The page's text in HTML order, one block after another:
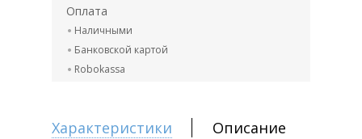
Оплата
Наличными
Банковской картой
Robokassa
Характеристики Описание